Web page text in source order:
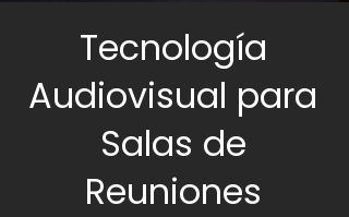
Tecnología
Audiovisual para
Salas de
Reuniones